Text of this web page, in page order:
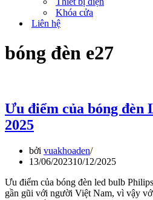
Khóa cửa
Liên hệ
bóng đèn e27
Ưu điểm của bóng đèn
2025
bởi vuakhoaden
13/06/202310/12/2025
Ưu điểm của bóng đèn led bulb
gần gũi với người Việt Nam, vì vậy